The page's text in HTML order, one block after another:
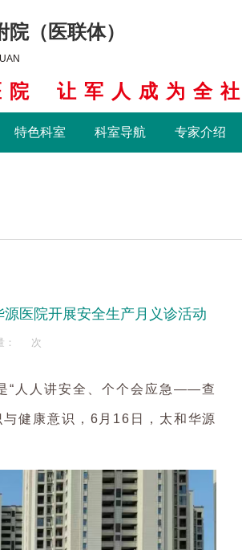
（医联体）
让军人成为全
特色科室 科室导航 专家介绍
医院开展安全生产月义诊活动
次
“人人讲安全、个个会应急——查
健康意识，6月16日，太和华源